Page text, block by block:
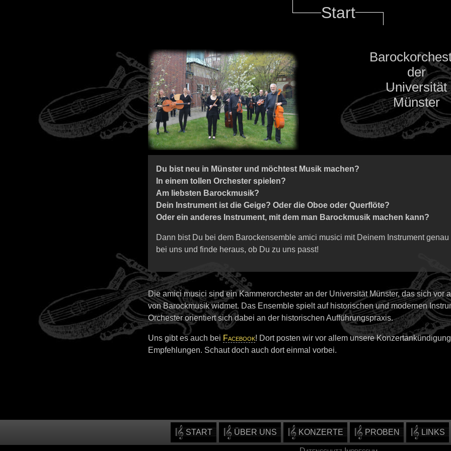
Start
START ÜBER UNS KONZERTE PROBEN LINKS
der
Universität
Münster
Du bist neu in Münster und möchtest Musik machen?
In einem tollen Orchester spielen?
Am liebsten Barockmusik?
Dein Instrument ist die Geige? Oder die Oboe oder Querflöte?
Oder ein anderes Instrument, mit dem man Barockmusik machen kann?
Dann bist Du bei dem Barockensemble amici musici mit Deinem Instrument
bei uns und finde heraus, ob Du zu uns passt!
Die amici musici sind ein Kammerorchester an der Universität Münster, das sich vor
von Barockmusik widmet. Das Ensemble spielt auf historischen und modernen
Orchester orientiert sich dabei an der historischen Aufführungspraxis.
Uns gibt es auch bei Facebook! Dort posten wir vor allem unsere
Empfehlungen. Schaut doch auch dort einmal vorbei.